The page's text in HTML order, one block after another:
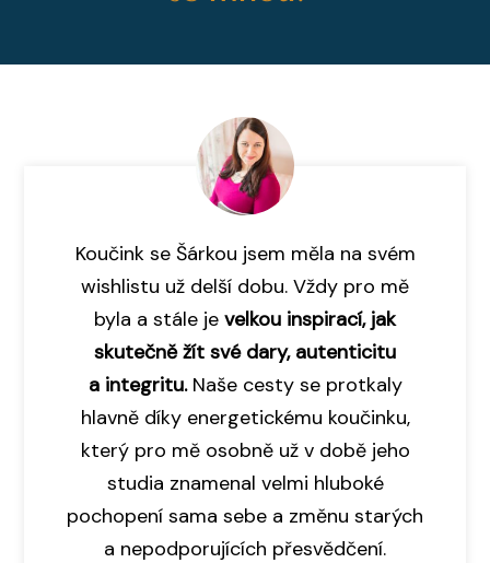
Koučink se Šárkou jsem měla na svém
wishlistu už delší dobu. Vždy pro mě
byla a stále je velkou inspirací, jak
skutečně žít své dary, autenticitu
a integritu.Naše cesty se protkaly
hlavně díky energetickému koučinku,
který pro mě osobně už v době jeho
studia znamenal velmi hluboké
pochopení sama sebe a změnu starých
a nepodporujících přesvědčení.